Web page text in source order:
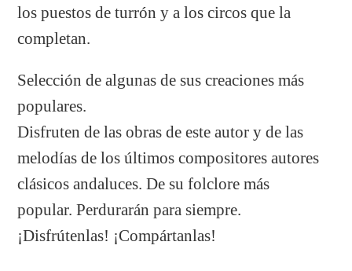
los puestos de turrón y a los circos que la
completan.
Selección de algunas de sus creaciones más
populares.
Disfruten de las obras de este autor y de las
melodías de los últimos compositores autores
clásicos andaluces. De su folclore más
popular. Perdurarán para siempre.
¡Disfrútenlas! ¡Compártanlas!